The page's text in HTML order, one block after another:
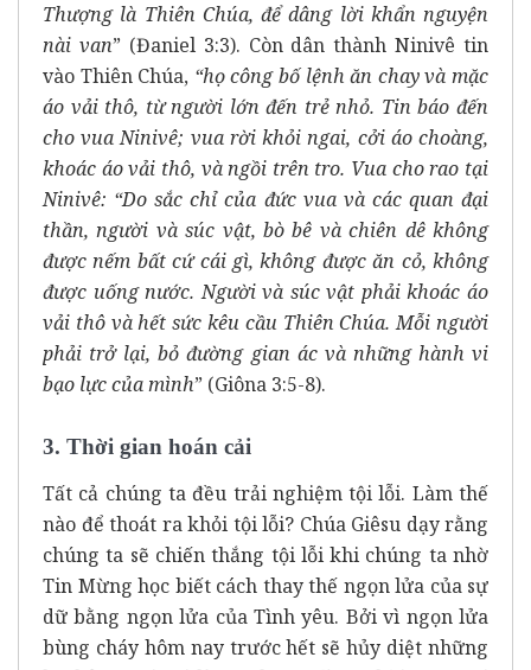
Thượng là Thiên Chúa, để dâng lời khẩn nguyện
nài van” (Đaniel 3:3). Còn dân thành Ninivê tin
vào Thiên Chúa, “họ công bố lệnh ăn chay và mặc
áo vải thô, từ người lớn đến trẻ nhỏ. Tin báo đến
cho vua Ninivê; vua rời khỏi ngai, cởi áo choàng,
khoác áo vải thô, và ngồi trên tro. Vua cho rao tại
Ninivê: “Do sắc chỉ của đức vua và các quan đại
thần, người và súc vật, bò bê và chiên dê không
được nếm bất cứ cái gì, không được ăn cỏ, không
được uống nước. Người và súc vật phải khoác áo
vải thô và hết sức kêu cầu Thiên Chúa. Mỗi người
phải trở lại, bỏ đường gian ác và những hành vi
bạo lực của mình” (Giôna 3:5-8).
3. Thời gian hoán cải
Tất cả chúng ta đều trải nghiệm tội lỗi. Làm thế
nào để thoát ra khỏi tội lỗi? Chúa Giêsu dạy rằng
chúng ta sẽ chiến thắng tội lỗi khi chúng ta nhờ
Tin Mừng học biết cách thay thế ngọn lửa của sự
dữ bằng ngọn lửa của Tình yêu. Bởi vì ngọn lửa
bùng cháy hôm nay trước hết sẽ hủy diệt những